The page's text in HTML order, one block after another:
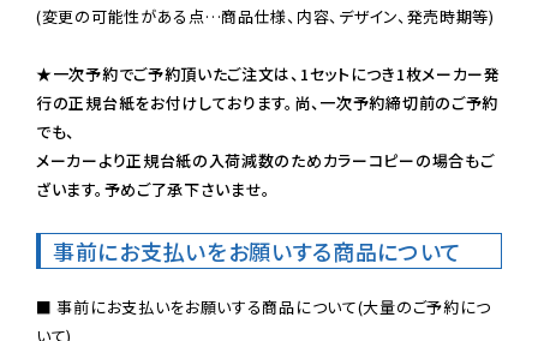
(変更の可能性がある点…商品仕様、内容、デザイン、発売時期等)
★一次予約でご予約頂いたご注文は、1セットにつき1枚メーカー発
行の正規台紙をお付けしております。尚、一次予約締切前のご予約
でも、
メーカーより正規台紙の入荷減数のためカラーコピーの場合もご
ざいます。予めご了承下さいませ。
事前にお支払いをお願いする商品について
■ 事前にお支払いをお願いする商品について(大量のご予約につ
いて)